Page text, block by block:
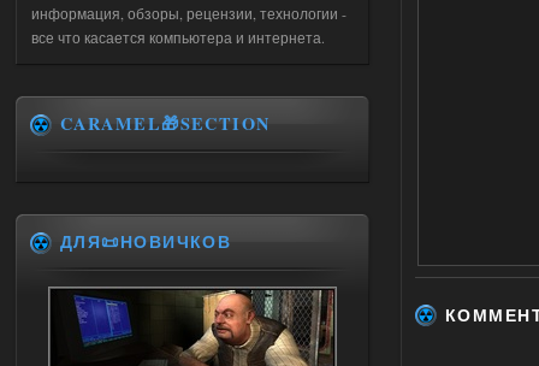
информация, обзоры, рецензии, технологии -
все что касается компьютера и интернета.
CARAMEL🎁SECTION
ДЛЯ📜НОВИЧКОВ